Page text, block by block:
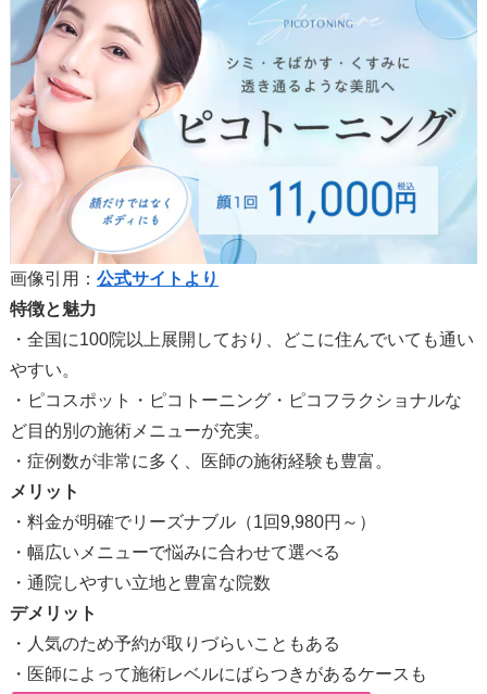
画像引用： 公式サイトより
特徴と魅力
・全国に100院以上展開しており、どこに住んでいても通い
やすい。
・ピコスポット・ピコトーニング・ピコフラクショナルな
ど目的別の施術メニューが充実。
・症例数が非常に多く、医師の施術経験も豊富。
メリット
・料金が明確でリーズナブル（1回9,980円～）
・幅広いメニューで悩みに合わせて選べる
・通院しやすい立地と豊富な院数
デメリット
・人気のため予約が取りづらいこともある
・医師によって施術レベルにばらつきがあるケースも